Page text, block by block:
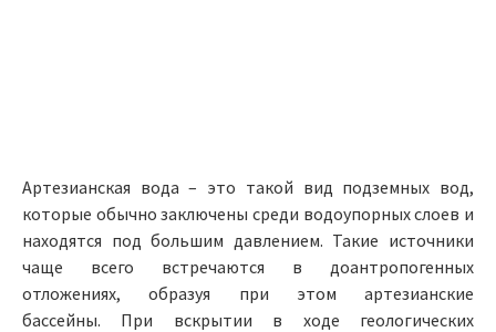
Артезианская вода – это такой вид подземных вод,
которые обычно заключены среди водоупорных слоев и
находятся под большим давлением. Такие источники
чаще всего встречаются в доантропогенных
отложениях, образуя при этом артезианские
бассейны. При вскрытии в ходе геологических